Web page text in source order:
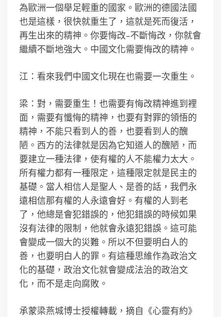
為歐洲一個舉足輕重的國家。歐洲的德國法國
也是這樣，很快就重生了，這就是死而復活，
再生出來的精神。你要悔改–不斷悔改，你就會
繼續不斷地強大。中國文化需要悔改的精神。
江：看來我們中國文化現在也需要一次重生。
梁：對，需要重生！也需要有悔改精神進到裡
面，需要有懺悔的精神，也要有對罪的領悟的
精神，不能只看到人的善，也要看到人的醜
陋。西方的法律就是因為它知道人的醜陋，而
要建立一種法律，使有權的人不能權力太大。
所有權力都有一種限定，這種限定就是民主的
基礎。當人相信人是聖人、是善的話，我們永
遠相信那有權的人永遠會好。有權的人到老
了，他總是會犯錯誤的，他犯錯誤的時候如果
沒有法律的限制，他就會永遠犯錯誤。這可能
會變成一個大的災難。所以不但要明白人的
善，也要明白人的罪。有這種思維作為政治文
化的基礎，政治文化就會變成法治的政治文
化，而不是走向腐敗。
承蒙梁燕城博士授權轉載，摘自《心靈有約》